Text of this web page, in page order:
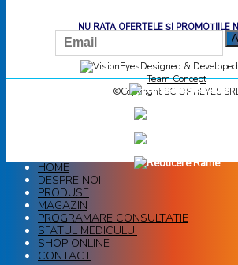
NU RATA OFERTELE ȘI PROMOȚIILE
Designed &
Team Concept
©Copyright SC OPTIEYES
HOME
DESPRE NOI
PRODUSE
MAGAZIN
PROGRAMARE CONSULTATIE
SFATUL MEDICULUI
SHOP ONLINE
CONTACT